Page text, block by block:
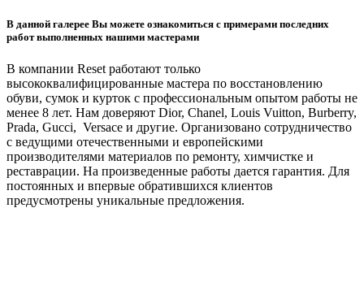
В данной галерее Вы можете ознакомиться с примерами последних
работ выполненных нашими мастерами
В компании Reset работают только
высококвалифицированные мастера по восстановлению
обуви, сумок и курток с профессиональным опытом работы не
менее 8 лет. Нам доверяют Dior, Chanel, Louis Vuitton, Burberry,
Prada, Gucci, Versace и другие. Организовано сотрудничество
с ведущими отечественными и европейскими
производителями материалов по ремонту, химчистке и
реставрации. На произведенные работы дается гарантия. Для
постоянных и впервые обратившихся клиентов
предусмотрены уникальные предложения.